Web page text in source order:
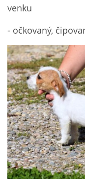
venku
- očkovaný,